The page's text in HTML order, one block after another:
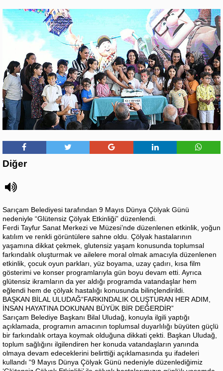
Diğer
Sarıçam Belediyesi tarafından 9 Mayıs Dünya Çölyak Günü
nedeniyle “Glütensiz Çölyak Etkinliği” düzenlendi.
Ferdi Tayfur Sanat Merkezi ve Müzesi’nde düzenlenen etkinlik, yoğun
katılım ve renkli görüntülere sahne oldu. Çölyak hastalarının
yaşamına dikkat çekmek, glutensiz yaşam konusunda toplumsal
farkındalık oluşturmak ve ailelere moral olmak amacıyla düzenlenen
etkinlik, çocuk oyun parkları, yüz boyama, uzay çadırı, kısa film
gösterimi ve konser programlarıyla gün boyu devam etti. Ayrıca
glütensiz ikramların da yer aldığı programda vatandaşlar hem
eğlendi hem de çölyak hastalığı konusunda bilinçlendirildi.
BAŞKAN BİLAL ULUDAĞ“FARKINDALIK OLUŞTURAN HER ADIM,
İNSAN HAYATINA DOKUNAN BÜYÜK BİR DEĞERDİR”
Sarıçam Belediye Başkanı Bilal Uludağ, konuyla ilgili yaptığı
açıklamada, programın amacının toplumsal duyarlılığı büyüten güçlü
bir farkındalık ortaya koymak olduğuna dikkati çekti. Başkan Uludağ,
toplum sağlığını ilgilendiren her konuda vatandaşların yanında
olmaya devam edeceklerini belirttiği açıklamasında şu ifadeleri
kullandı “9 Mayıs Dünya Çölyak Günü nedeniyle düzenlediğimiz